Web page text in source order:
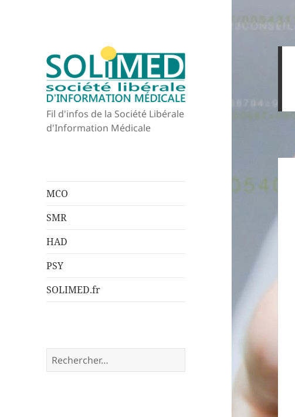
Fil d'infos de la Société Libérale
d'Information Médicale
MCO
SMR
HAD
PSY
SOLIMED.fr
Rechercher :